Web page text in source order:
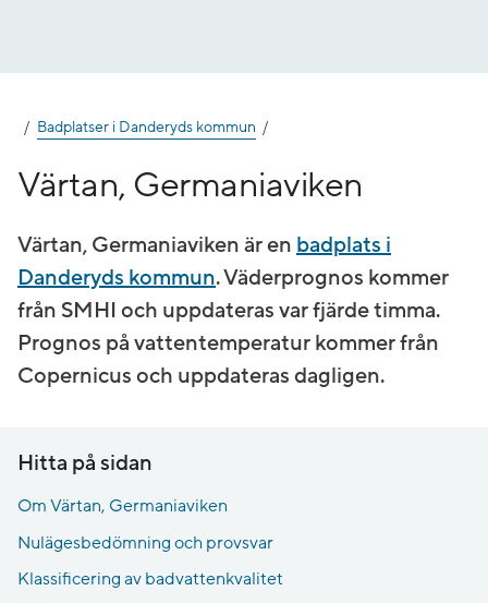
Badplatser i Danderyds kommun
Värtan, Germaniaviken
Värtan, Germaniaviken är en badplats i
Danderyds kommun. Väderprognos kommer
från SMHI och uppdateras var fjärde timma.
Prognos på vatten­temperatur kommer från
Copernicus och uppdateras dagligen.
Hitta på sidan
Om Värtan, Germaniaviken
Nulägesbedömning och provsvar
Klassificering av badvattenkvalitet